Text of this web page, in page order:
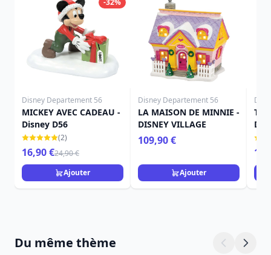
-32%
Disney Departement 56
MICKEY AVEC CADEAU -
Disney D56
(2)
16,90 €24,90 €
Ajouter
Disney Departement 56
LA MAISON DE MINNIE -
DISNEY VILLAGE
109,90 €
Ajouter
Du même thème